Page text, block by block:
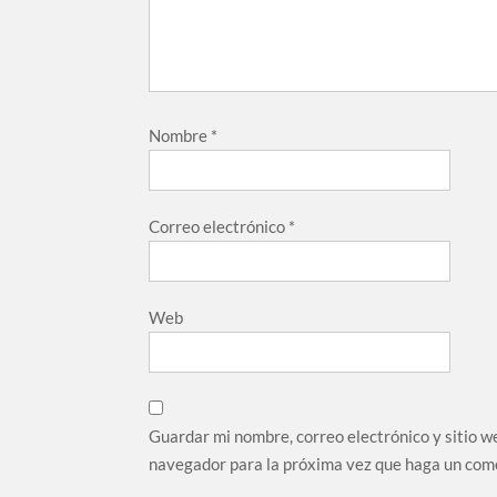
Nombre *
Correo electrónico *
Web
Guardar mi nombre, correo electrónico y sitio
navegador para la próxima vez que haga un